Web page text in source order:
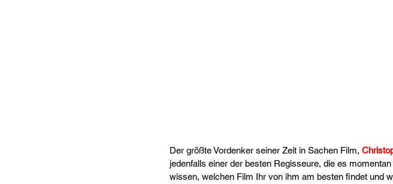
Der größte Vordenker seiner Zeit in Sachen Film,
jedenfalls einer der besten Regisseure, die es
wissen, welchen Film Ihr von ihm am besten findet und